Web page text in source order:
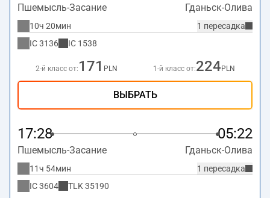
Пшемысль-Засание Гданьск-Олива
1 пересадка
10ч 20мин
IC3136 IC 1538
2-й класс от: 171 PLN 1-й класс от:224 PLN
ВЫБРАТЬ
17:28 05:22
Пшемысль-Засание Гданьск-Олива
1 пересадка
11ч 54мин
IC3604 TLK 35190